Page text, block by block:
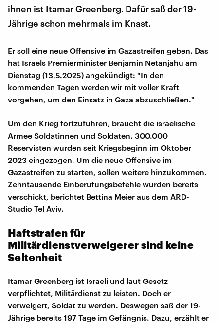
ihnen ist Itamar Greenberg. Dafür saß der 19-
Jährige schon mehrmals im Knast.
Er soll eine neue Offensive im Gazastreifen geben. Das
hat Israels Premierminister Benjamin Netanjahu am
Dienstag (13.5.2025) angekündigt: "In den
kommenden Tagen werden wir mit voller Kraft
vorgehen, um den Einsatz in Gaza abzuschließen."
Um den Krieg fortzuführen, braucht die israelische
Armee Soldatinnen und Soldaten. 300.000
Reservisten wurden seit Kriegsbeginn im Oktober
2023 eingezogen. Um die neue Offensive im
Gazastreifen zu starten, sollen weitere hinzukommen.
Zehntausende Einberufungsbefehle wurden bereits
verschickt, berichtet Bettina Meier aus dem ARD-
Studio Tel Aviv.
Haftstrafen für
Militärdienstverweigerer sind keine
Seltenheit
Itamar Greenberg ist Israeli und laut Gesetz
verpflichtet, Militärdienst zu leisten. Doch er
verweigert, Soldat zu werden. Deswegen saß der 19-
Jährige bereits 197 Tage im Gefängnis. Dazu, erzählt er